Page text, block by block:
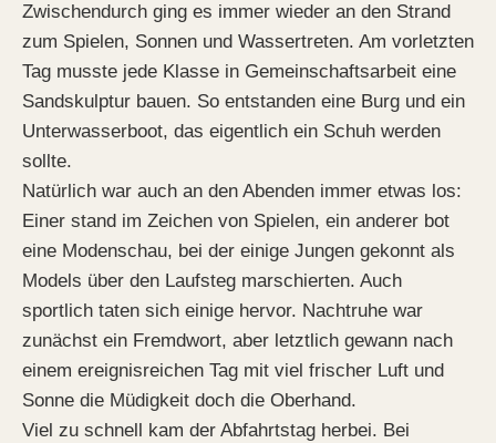
Zwischendurch ging es immer wieder an den Strand
zum Spielen, Sonnen und Wassertreten. Am vorletzten
Tag musste jede Klasse in Gemeinschaftsarbeit eine
Sandskulptur bauen. So entstanden eine Burg und ein
Unterwasserboot, das eigentlich ein Schuh werden
sollte.
Natürlich war auch an den Abenden immer etwas los:
Einer stand im Zeichen von Spielen, ein anderer bot
eine Modenschau, bei der einige Jungen gekonnt als
Models über den Laufsteg marschierten. Auch
sportlich taten sich einige hervor. Nachtruhe war
zunächst ein Fremdwort, aber letztlich gewann nach
einem ereignisreichen Tag mit viel frischer Luft und
Sonne die Müdigkeit doch die Oberhand.
Viel zu schnell kam der Abfahrtstag herbei. Bei